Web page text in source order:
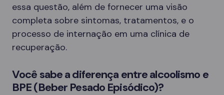
essa questão, além de fornecer uma visão
completa sobre sintomas, tratamentos, e o
processo de internação em uma clínica de
recuperação.
Você sabe a diferença entre alcoolismo e
BPE (Beber Pesado Episódico)?